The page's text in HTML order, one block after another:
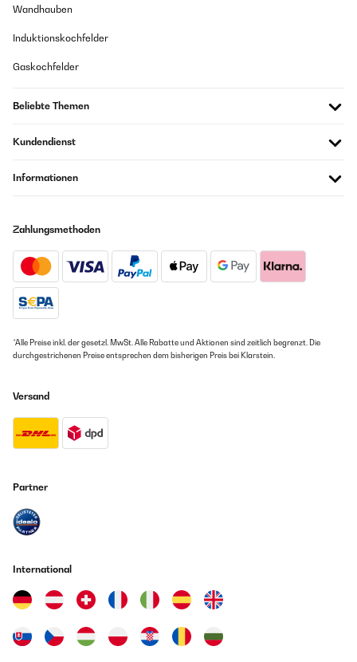
Wandhauben
Induktionskochfelder
Gaskochfelder
Beliebte Themen
Kundendienst
Informationen
Zahlungsmethoden
*Alle Preise inkl. der gesetzl. MwSt. Alle Rabatte und Aktionen sind zeitlich begrenzt. Die
durchgestrichenen Preise entsprechen dem bisherigen Preis bei Klarstein.
Versand
Partner
International